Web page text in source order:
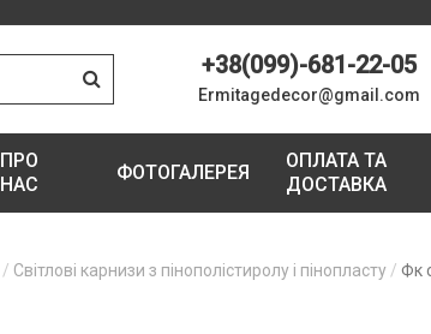
+38(099)-681-22-05
Ermitagedecor@gmail.com
ПРО
НАС
ФОТОГАЛЕРЕЯ
ОПЛАТА ТА
ДОСТАВКА
Світлові карнизи з пінополістиролу і пінопласту Фк